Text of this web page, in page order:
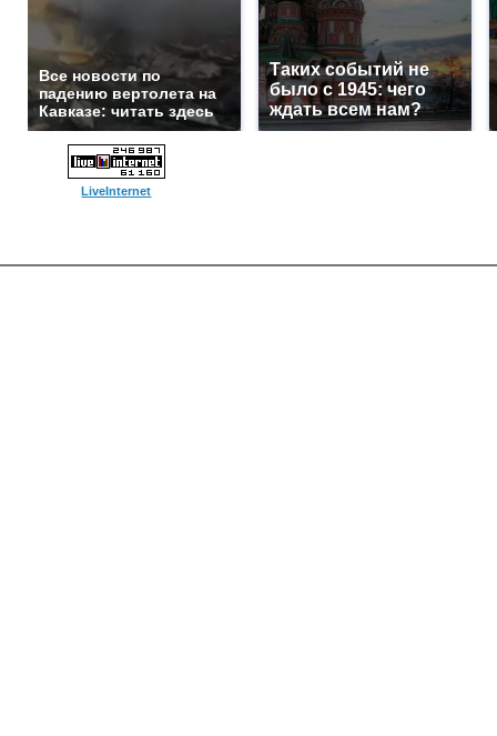
Все новости по
падению вертолета на
Кавказе: читать здесь
Таких событий не
было с 1945: чего
ждать всем нам?
LiveInternet